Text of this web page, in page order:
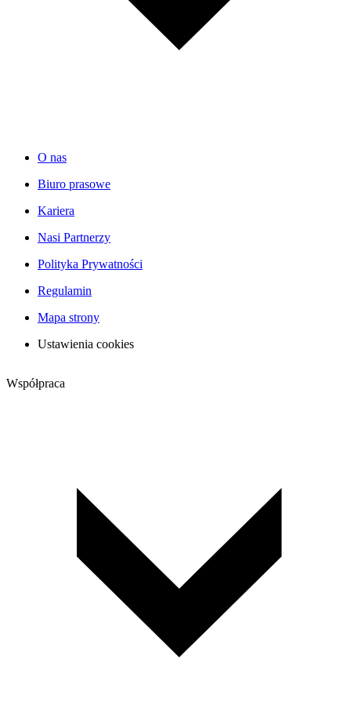
O nas
Biuro prasowe
Kariera
Nasi Partnerzy
Polityka Prywatności
Regulamin
Mapa strony
Ustawienia cookies
Współpraca